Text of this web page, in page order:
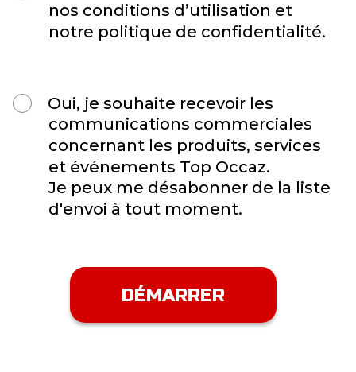
nos conditions d’utilisation et
notre politique de confidentialité.
Oui, je souhaite recevoir les
communications commerciales
concernant les produits, services
et événements Top Occaz.
Je peux me désabonner de la liste
d'envoi à tout moment.
DÉMARRER